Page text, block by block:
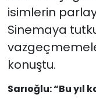
isimlerin
Sinemaya
konuştu.
Sarıoğlu: “Bu yıl